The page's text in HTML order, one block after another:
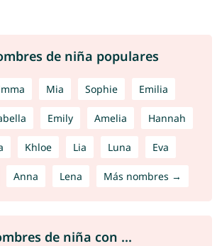
de niña populares
Mia Sophie Emilia
Emily Amelia Hannah
Khloe Lia Luna Eva
Anna Lena Más nombres →
de niña con ...